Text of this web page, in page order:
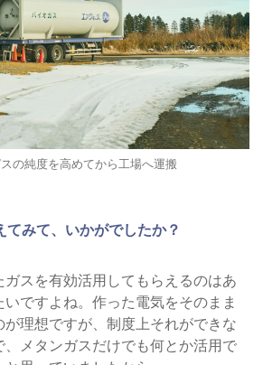
の純度を高めてから工場へ運搬
みて、いかがでしたか？
ガスを有効活用してもらえるのはあ
いですよね。作った電気をそのまま
が理想ですが、制度上それができな
、メタンガスだけでも何とか活用で